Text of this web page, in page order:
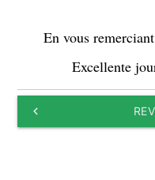
En vous
Excellente
keyboard_arrow_left